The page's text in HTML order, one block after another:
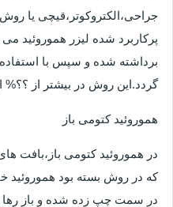
جراحی،الکتروکوتر،قیچی یا
پرکاربرد شده لیزر هموروئید
برداشته شده و سپس با
گردد.این روش در بیشتر از
هموروئید کتومی باز
در هموروئید کتومی باز،بافت
که در روش بسته بود هموروئید
در سمت چپ زده شده و باز